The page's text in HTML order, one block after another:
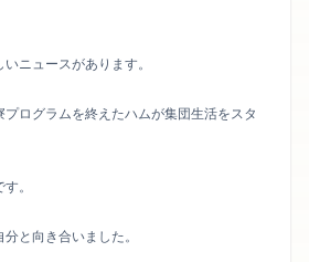
ニュースがあります。
ログラムを終えたハムが集団生活をスタ
。
と向き合いました。